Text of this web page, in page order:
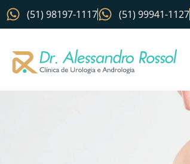
(51) 98197-1117 (51) 99941-1127